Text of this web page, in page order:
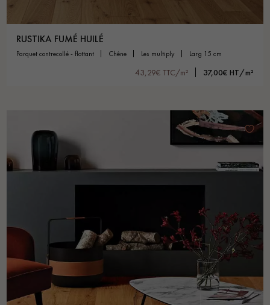
RUSTIKA FUMÉ HUILÉ
parquet contrecollé - flottant chêne les multiply larg 15 cm
43,29€ TTC/m² 37,00€ HT/m²